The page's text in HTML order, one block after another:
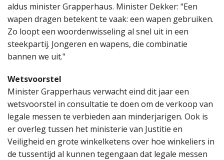
aldus minister Grapperhaus. Minister Dekker: "Een
wapen dragen betekent te vaak: een wapen gebruiken.
Zo loopt een woordenwisseling al snel uit in een
steekpartij. Jongeren en wapens, die combinatie
bannen we uit."
Wetsvoorstel
Minister Grapperhaus verwacht eind dit jaar een
wetsvoorstel in consultatie te doen om de verkoop van
legale messen te verbieden aan minderjarigen. Ook is
er overleg tussen het ministerie van Justitie en
Veiligheid en grote winkelketens over hoe winkeliers in
de tussentijd al kunnen tegengaan dat legale messen